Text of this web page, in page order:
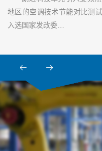
地区的空调技术节能对比测
入选国家发改委…